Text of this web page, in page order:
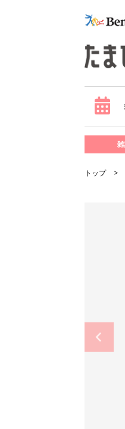
トップ